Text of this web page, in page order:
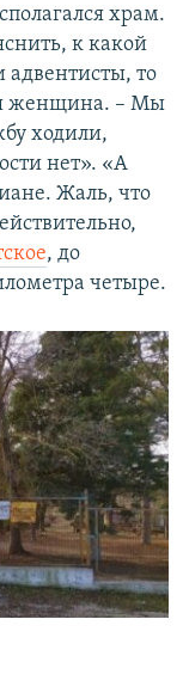
храм.
к какой
то
женщина. – Мы
ходили,
нет». «А
Жаль, что
, до
четыре.